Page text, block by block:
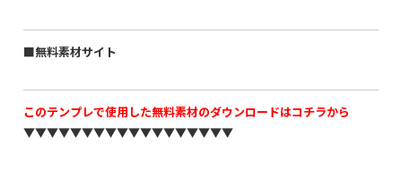
■無料素材サイト
このテンプレで使用した無料素材のダウンロードはコチラから
▼▼▼▼▼▼▼▼▼▼▼▼▼▼▼▼▼▼